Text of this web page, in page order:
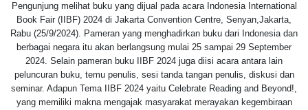
Pengunjung melihat buku yang dijual pada acara Indonesia International
Book Fair (IIBF) 2024 di Jakarta Convention Centre, Senyan,Jakarta,
Rabu (25/9/2024). Pameran yang menghadirkan buku dari Indonesia dan
berbagai negara itu akan berlangsung mulai 25 sampai 29 September
2024. Selain pameran buku IIBF 2024 juga diisi acara antara lain
peluncuran buku, temu penulis, sesi tanda tangan penulis, diskusi dan
seminar. Adapun Tema IIBF 2024 yaitu Celebrate Reading and Beyond!,
yang memiliki makna mengajak masyarakat merayakan kegembiraan